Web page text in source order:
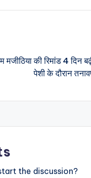
मजीठिया की रिमांड 4 दिन
पेशी के दौरान
the discussion?